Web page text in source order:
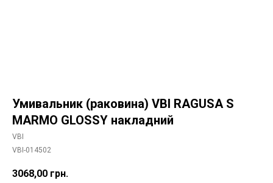
Умивальник (раковина) VBI RAGUSA S
MARMO GLOSSY накладний
VBI
VBI-014502
3068,00 грн.